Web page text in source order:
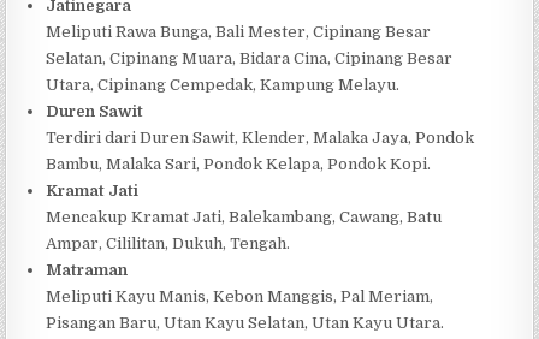
Jatinegara
Meliputi Rawa Bunga, Bali Mester, Cipinang Besar
Selatan, Cipinang Muara, Bidara Cina, Cipinang Besar
Utara, Cipinang Cempedak, Kampung Melayu.
Duren Sawit
Terdiri dari Duren Sawit, Klender, Malaka Jaya, Pondok
Bambu, Malaka Sari, Pondok Kelapa, Pondok Kopi.
Kramat Jati
Mencakup Kramat Jati, Balekambang, Cawang, Batu
Ampar, Cililitan, Dukuh, Tengah.
Matraman
Meliputi Kayu Manis, Kebon Manggis, Pal Meriam,
Pisangan Baru, Utan Kayu Selatan, Utan Kayu Utara.